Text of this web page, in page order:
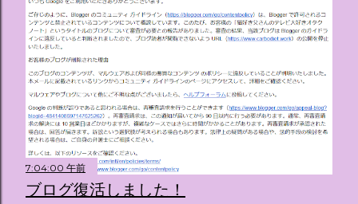
7:04:00 午前
ブログ復活しました！